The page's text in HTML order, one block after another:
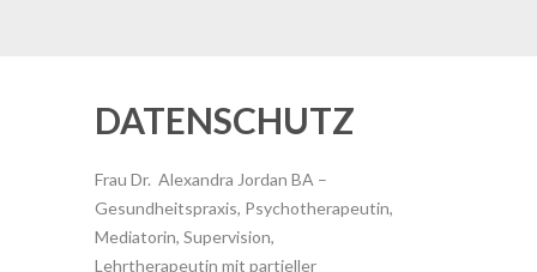
DATENSCHUTZ
Frau Dr. Alexandra Jordan BA –
Gesundheitspraxis, Psychotherapeutin,
Mediatorin, Supervision,
Lehrtherapeutin mit partieller